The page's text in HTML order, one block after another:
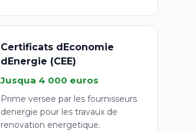
Certificats dEconomie
dEnergie (CEE)
Jusqua 4 000 euros
Prime versee par les fournisseurs
denergie pour les travaux de
renovation energetique.